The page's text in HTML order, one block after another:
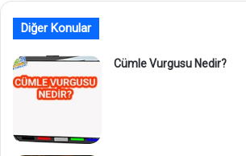
Diğer Konular
Cümle Vurgusu Nedir?